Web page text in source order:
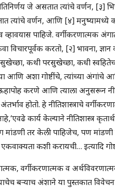
जे असतात त्यांचे वर्णन, [३]
त्यांचे वर्णन, आणि [४] मनुष्यामध्ये
व्हावयास पाहिजे. वर्गीकरणात्मक
विचारपूर्वक करतो, [२] भावना,
कथी परसुखेच्छा, कधी
आणि अशा गोष्टींचे, त्यांच्या अंगांचे
ऊहापोह करणे आणि त्याला अनुसरून
होतो. हे नीतिशास्त्राचे
कार्य केल्याने नीतिशास्त्र कृतार्थ
मांडणी तर केली पाहिजेच, पण
एकवाक्यता कशी करायची… इत्यादि
वर्गीकरणात्मक व
बर्‍याच अंशाने या पुस्तकात